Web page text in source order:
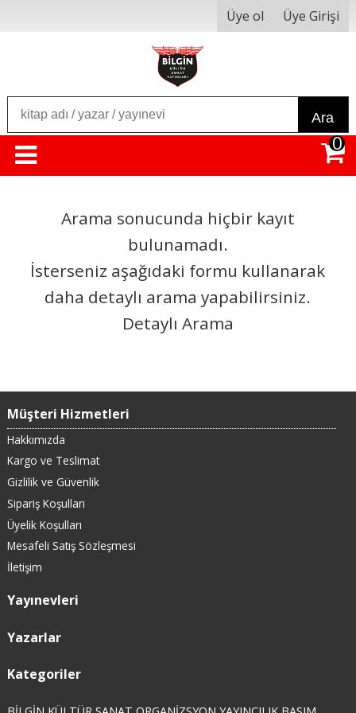
Üye ol Üye Girişi
Ara
0
Arama sonucunda hiçbir kayıt
bulunamadı.
İsterseniz aşağıdaki formu kullanarak
daha detaylı arama yapabilirsiniz.
Detaylı Arama
Müşteri Hizmetleri
Hakkımızda
Kargo ve Teslimat
Gizlilik ve Güvenlik
Sipariş Koşulları
Üyelik Koşulları
Mesafeli Satış Sözleşmesi
İletişim
Yayınevleri
Yazarlar
Kategoriler